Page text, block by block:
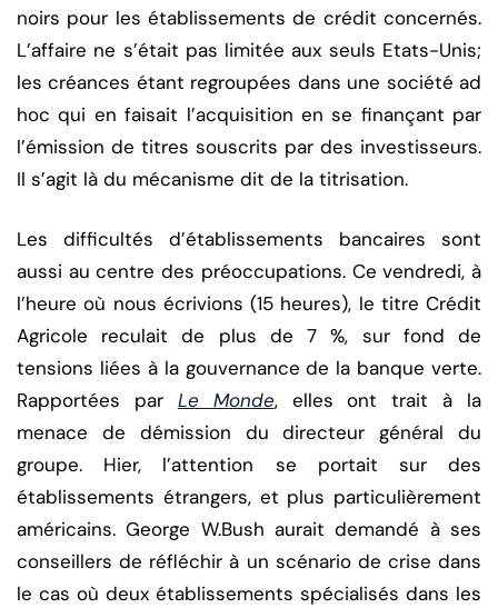
noirs pour les établissements de crédit concernés.
L’affaire ne s’était pas limitée aux seuls Etats-Unis;
les créances étant regroupées dans une société ad
hoc qui en faisait l’acquisition en se finançant par
l’émission de titres souscrits par des investisseurs.
Il s’agit là du mécanisme dit de la titrisation.
Les difficultés d’établissements bancaires sont
aussi au centre des préoccupations. Ce vendredi, à
l’heure où nous écrivions (15 heures), le titre Crédit
Agricole reculait de plus de 7 %, sur fond de
tensions liées à la gouvernance de la banque verte.
Rapportées par Le Monde, elles ont trait à la
menace de démission du directeur général du
groupe. Hier, l’attention se portait sur des
établissements étrangers, et plus particulièrement
américains. George W.Bush aurait demandé à ses
conseillers de réfléchir à un scénario de crise dans
le cas où deux établissements spécialisés dans les